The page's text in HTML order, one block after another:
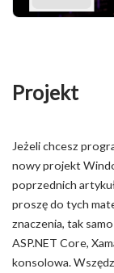
Projekt
Jeżeli chcesz
nowy projekt
poprzednich
proszę do tych
znaczenia, tak
ASP.NET Core,
konsolowa.